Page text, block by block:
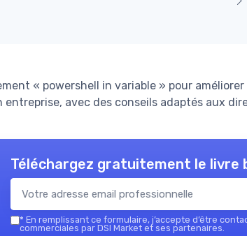
« powershell in variable » pour
avec des conseils adaptés aux
Téléchargez gratuitement le livre
* En remplissant ce formulaire, j’accepte d’être
commerciales par DSI Market et ses partenaires.